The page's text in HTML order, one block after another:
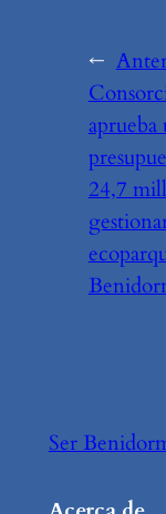
←
aprueba
24,7
Ser